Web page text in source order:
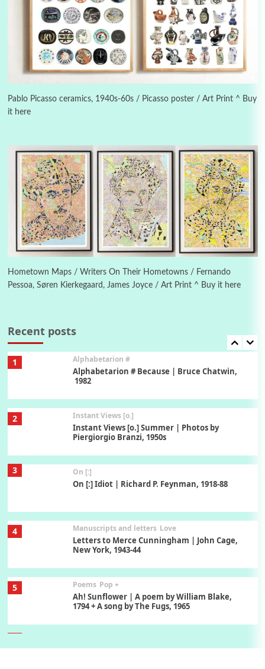
Pablo Picasso ceramics, 1940s-60s / Picasso poster / Art Print ^ Buy
it here
Hometown Maps / Writers On Their Hometowns / Fernando
Pessoa, Søren Kierkegaard, James Joyce / Art Print ^ Buy it here
Recent posts
On [:]
Letters to Merce Cunningham | John Cage,
New York, 1943-44
Poems Pop +
Ah! Sunflower | A poem by William Blake,
1794 + A song by The Fugs, 1965
Alphabetarion #
Alphabetarion # Absent | Wendy Brown, 2015
1 Alphabetarion #
Alphabetarion # Because | Bruce Chatwin,
1982
2 Instant Views [o.]
Instant Views [o.] Summer | Photos by
Piergiorgio Branzi, 1950s
3 On [:]
On [:] Idiot | Richard P. Feynman, 1918-88
4 Manuscripts and letters Love
Letters to Merce Cunningham | John Cage,
New York, 1943-44
5 Poems Pop +
Ah! Sunflower | A poem by William Blake,
1794 + A song by The Fugs, 1965